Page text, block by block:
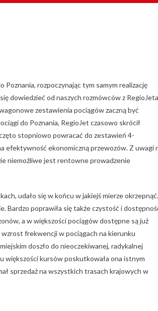
rozpoczynając tym samym realizację
dowiedzieć od naszych rozmówców z
zestawienia pociągów zaczną być
do Poznania, RegioJet czasowo skrócił
stopniowo powracać do zestawień 4-
efektywność ekonomiczną przewozów. Z uwagi
niemożliwe jest rentowne prowadzenie
udało się w końcu w jakiejś mierze okrzepnąć.
Bardzo poprawiła się także czystość i
a w większości pociągów dostępne są już
frekwencji w pociągach na kierunku
doszło do nieoczekiwanej, radykalnej
większości kursów poskutkowała ona istnym
sprzedaż na wszystkich trasach krajowych w